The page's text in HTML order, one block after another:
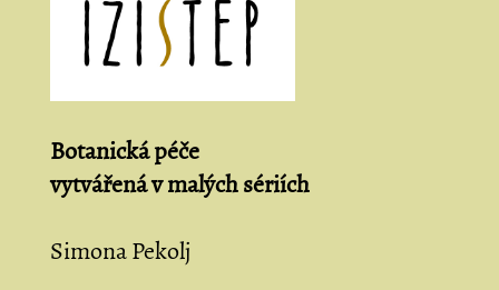
produktu
Botanická péče
vytvářenáv malých sériích
Simona Pekolj